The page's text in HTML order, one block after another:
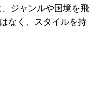
ジャンルや国境を飛
なく、スタイルを持